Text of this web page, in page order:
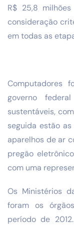
R$ 25,8
consideração
em todas as
Computadores
governo
sustentáveis,
seguida estão
aparelhos de ar
pregão
com uma
Os Ministérios
foram os
período de